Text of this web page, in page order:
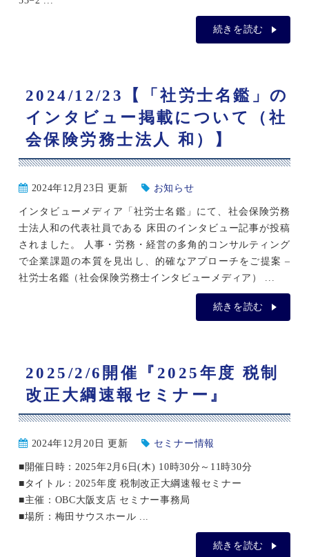
続きを読む
2024/12/23【「社労士名鑑」の
インタビュー掲載について（社
会保険労務士法人 和）】
2024年12月23日 更新 お知らせ
インタビューメディア「社労士名鑑」にて、社会保険労務
士法人和の代表社員である 床田のインタビュー記事が投稿
されました。 人事・労務・経営の多角的コンサルティング
で企業課題の本質を見出し、的確なアプローチをご提案 –
社労士名鑑（社会保険労務士インタビューメディア） ...
続きを読む
2025/2/6開催『2025年度 税制
改正大綱速報セミナー』
2024年12月20日 更新 セミナー情報
■開催日時：2025年2月6日(木) 10時30分～11時30分
■タイトル：2025年度 税制改正大綱速報セミナー
■主催：OBC大阪支店 セミナー事務局
■場所：梅田サウスホール ...
続きを読む